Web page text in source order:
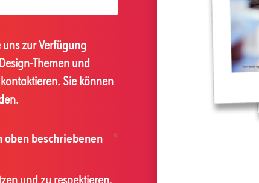
zur Verfügung
Themen und
Sie können
oben beschriebenen
*
und zu respektieren.